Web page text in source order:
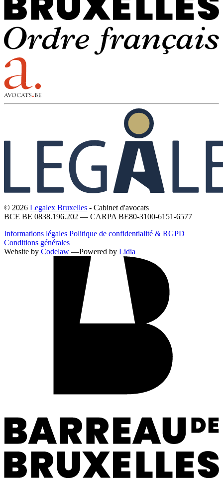
© 2026 Legalex Bruxelles - Cabinet d'avocats
BCE BE 0838.196.202 — CARPA BE80-3100-6151-6577
Informations légales Politique de confidentialité & RGPD
Conditions générales
Website by Codelaw —Powered by Lidia